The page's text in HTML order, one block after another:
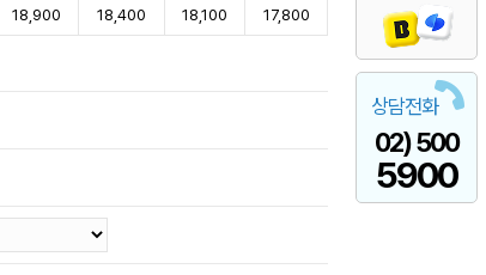
상담전화
02) 500
5900
18,900 18,400 18,100 17,800